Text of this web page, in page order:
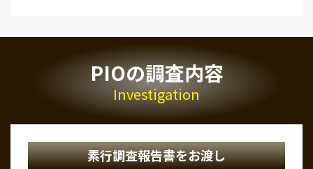
PIOの調査内容
Investigation
素行調査報告書をお渡し